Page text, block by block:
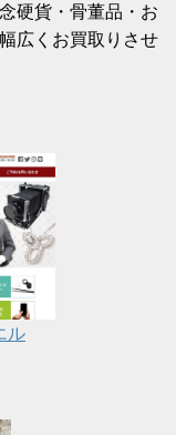
硬貨・骨董品・お
広くお買取りさせ
ル